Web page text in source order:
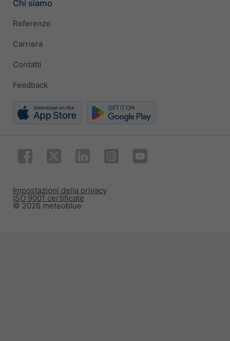
Chi siamo
Referenze
Carriera
Contatti
Feedback
© 2026 meteoblue
ISO 9001 certificate
Impostazioni della privacy